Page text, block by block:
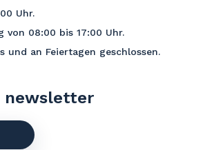
Uhr.
von 08:00 bis 17:00 Uhr.
und an Feiertagen geschlossen.
newsletter